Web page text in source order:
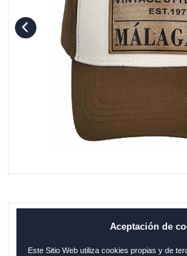
GORRA MÁLAGA
MARRÓN
Aceptación de
Este Sitio Web utiliza cookies propias y de